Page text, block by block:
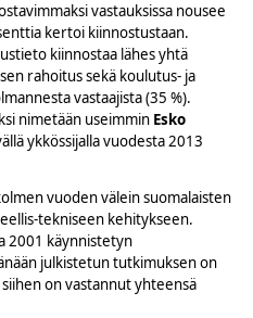
vastauksissa nousee
kertoi kiinnostustaan.
kiinnostaa lähes yhtä
rahoitus sekä koulutus- ja
vastaajista (35 %).
nimetään useimmin Esko
ykkössijalla vuodesta 2013
vuoden välein suomalaisten
tekniseen kehitykseen.
2001 käynnistetyn
julkistetun tutkimuksen on
on vastannut yhteensä